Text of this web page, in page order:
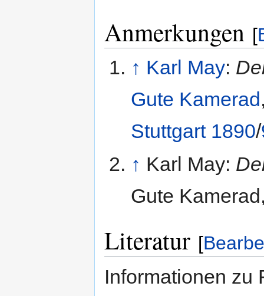
Anmerkungen [
↑ Karl May:
Gute Kamerad
Stuttgart 1890/
↑ Karl May:
Gute
Literatur [
Informationen zu